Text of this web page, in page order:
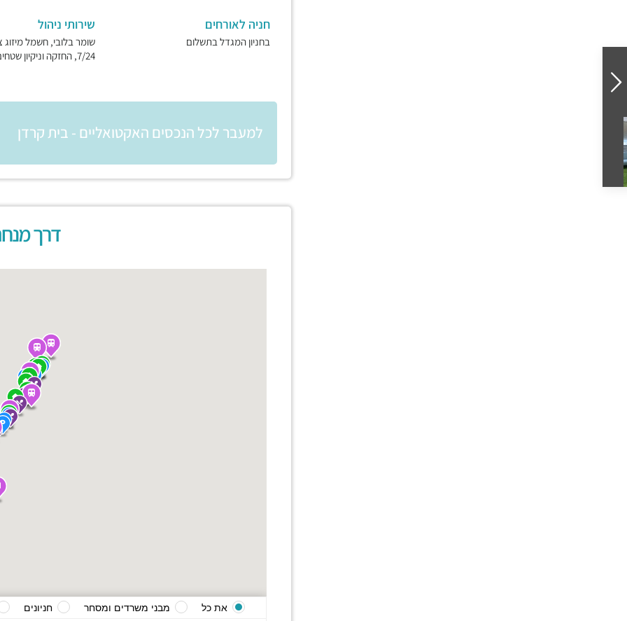
חניה לאורחים
בחניון המגדל בתשלום
שירותי ניהול
שומר בלובי, חשמל
7/24, החזקה וניקיון שטחים ציבוריים
למעבר לכל הנכסים האקטואליים - בית קרדן
דרך
את כל מבני משרדים ומסחר חניונים